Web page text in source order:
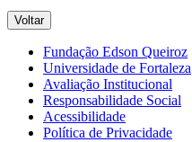
Voltar
Fundação Edson Queiroz
Universidade de Fortaleza
Avaliação Institucional
Responsabilidade Social
Acessibilidade
Política de Privacidade